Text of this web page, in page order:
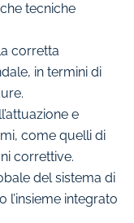
tecniche
corretta
in termini di
e
come quelli di
correttive.
del sistema di
l’insieme integrato